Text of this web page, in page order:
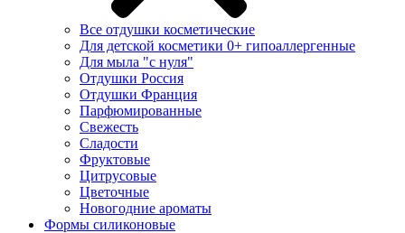
Все отдушки косметические
Для детской косметики 0+ гипоаллергенные
Для мыла "с нуля"
Отдушки Россия
Отдушки Франция
Парфюмированные
Свежесть
Сладости
Фруктовые
Цитрусовые
Цветочные
Новогодние ароматы
Формы силиконовые